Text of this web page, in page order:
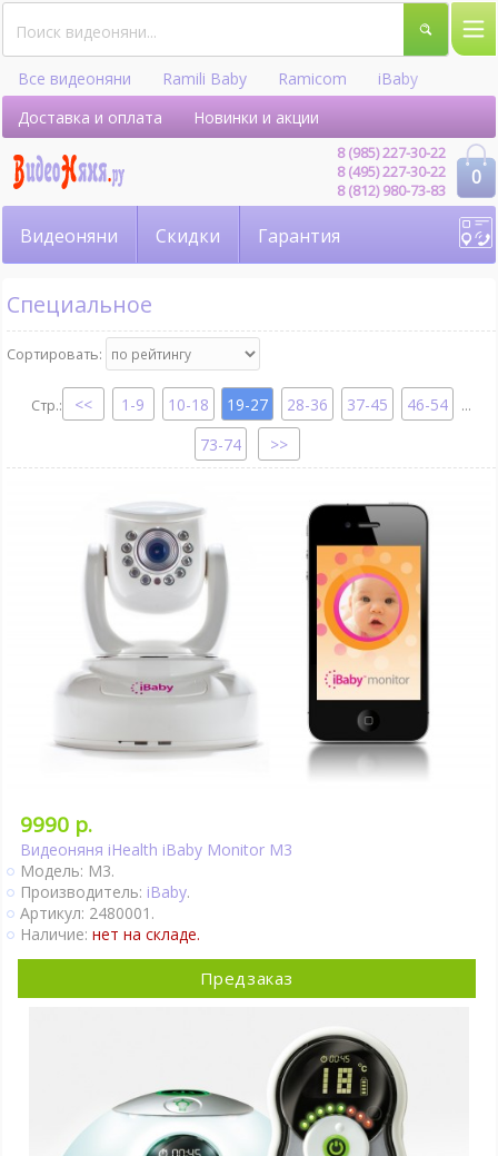
Все видеоняни Ramili Baby Ramicom
iBaby
Hellobaby
Доставка и оплата Новинки и акции
0
8 (985) 227-30-22
8 (495) 227-30-22
8 (812) 980-73-83
Видеоняни Скидки Гарантия
Специальное
Сортировать:
1-9 10-18 19-27 28-36 37-45 46-54 ...
73-74
9990 р.
Видеоняня iHealth iBaby Monitor M3
Модель: M3.
Производитель: iBaby.
Артикул: 2480001.
Наличие:нет на складе.
Предзаказ